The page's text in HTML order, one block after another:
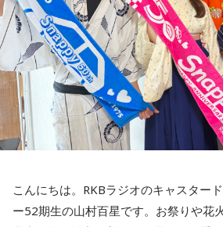
■監修者プロフィール：夏目みやび（
東京・池袋占い館セレーネ所属。メッ
リピーターも多く、心の琴線に触れる
で個性が輝けるような占いを発信中。
術」など数多くのコンテンツもリリー
Webサイト：https://selene-
こんにちは。RKBラジオのキャスター
ー52期生の山村百星です。お祭りや花